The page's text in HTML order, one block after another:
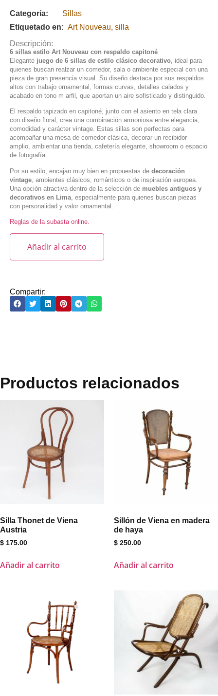
Categoría:
Sillas
Etiquetado en: Art Nouveau, silla
Descripción:
6 sillas estilo Art Nouveau con respaldo capitoné
Elegante juego de 6 sillas de estilo clásico decorativo , ideal para
quienes buscan realzar un comedor, sala o ambiente especial con una
pieza de gran presencia visual. Su diseño destaca por sus respaldos
altos con trabajo ornamental, formas curvas, detalles calados y
acabado en tono m arfil, que aportan un aire sofisticado y distinguido.
El respaldo tapizado en capitoné, junto con el asiento en tela clara
con diseño floral, crea una combinación armoniosa entre elegancia,
comodidad y carácter vintage. Estas sillas son perfectas para
acompañar una mesa de comedor clásica, decorar un recibidor
amplio, ambientar una tienda, cafetería elegante, showroom o espacio
de fotografía.
Por su estilo, encajan muy bien en propuestas de decoración
vintage , ambientes clásicos, románticos o de inspiración europea.
Una opción atractiva dentro de la selección de muebles antiguos y
decorativos en Lima , especialmente para quienes buscan piezas
con personalidad y valor ornamental.
Reglas de la subasta online.
Añadir al carrito
Compartir:
Productos relacionados
Silla Thonet de Viena
Austria
$ 175.00
Añadir al carrito
Sillón de Viena en madera
de haya
$ 250.00
Añadir al carrito